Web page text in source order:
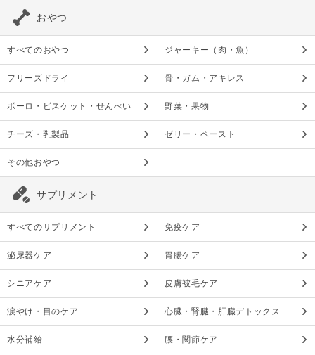
おやつ
すべてのおやつ ジャーキー（肉・魚）
フリーズドライ 骨・ガム・アキレス
ボーロ・ビスケット・せんべい 野菜・果物
チーズ・乳製品 ゼリー・ペースト
その他おやつ
サプリメント
すべてのサプリメント 免疫ケア
泌尿器ケア 胃腸ケア
シニアケア 皮膚被毛ケア
涙やけ・目のケア 心臓・腎臓・肝臓デトックス
水分補給 腰・関節ケア